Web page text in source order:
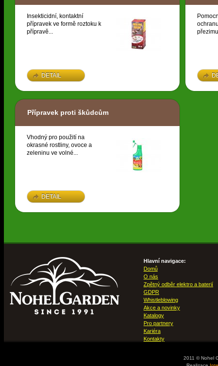
Insekticidní, kontaktní
přípravek ve formě roztoku k
přípravě...
DETAIL
Přípravek proti škůdcům
Vhodný pro použití na
okrasné rostliny, ovoce a
zeleninu ve volné...
DETAIL
Hlavní navigace:
Domů
O nás
Zpětný odběr elektro a baterií
GDPR
Whistleblowing
Akce a novinky
Katalogy
Pro partnery
Kariéra
Kontakty
2011 © Nohel